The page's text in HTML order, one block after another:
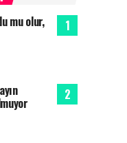
mu olur,